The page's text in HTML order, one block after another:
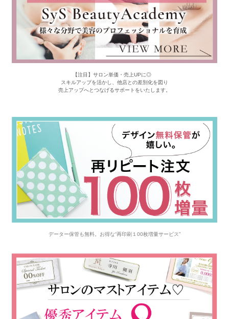
【注目】サロン単価・売上UPに◎
スキルアップを活かし、他店との差別化を図り
売上アップへとつなげるサポートをいたします。
データー保管も無料。お得な“再印刷１00枚増量サービス”